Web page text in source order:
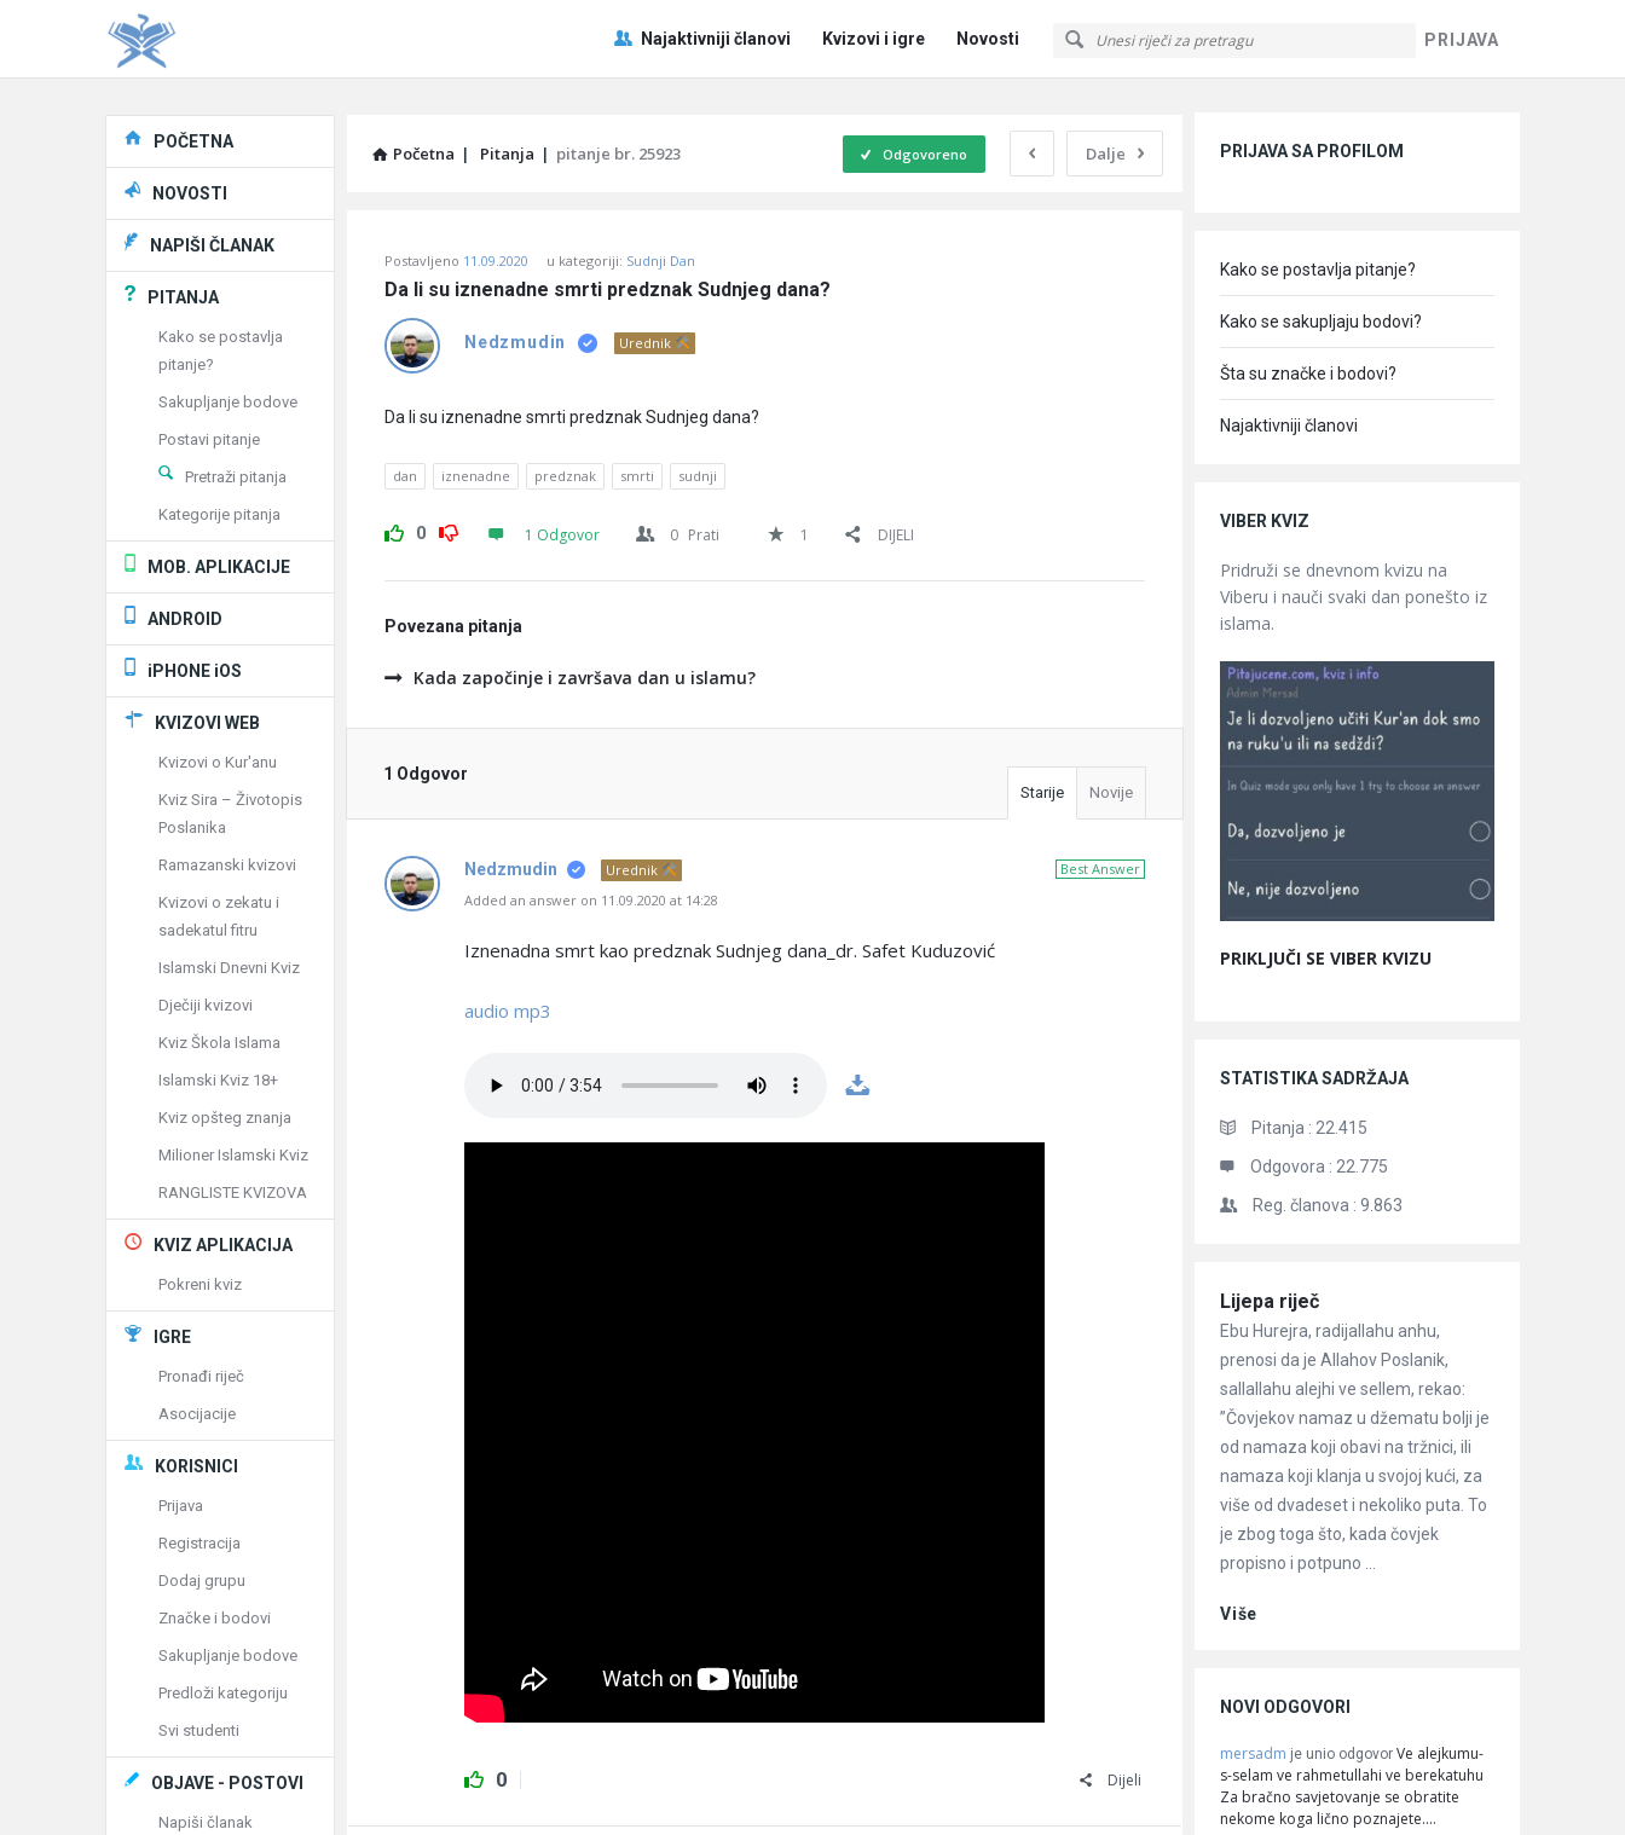
PRIJAVA
Pitaj
Učene
Navigacija
Najaktivniji članovi Kvizovi i igre Novosti
Početna | Pitanja | pitanje br. 25923 Dalje
Odgovoreno
Učene
Latest
Pitanja
Postavljeno 11.09.2020 u kategoriji: Sudnji Dan
Da li su iznenadne smrti predznak Sudnjeg dana?
Nedzmudin Urednik
Da li su iznenadne smrti predznak Sudnjeg dana?
dan iznenadne predznak smrti sudnji
0 1 Odgovor 0 Prati 1 DIJELI
Povezana pitanja
Kada započinje i završava dan u islamu?
1 Odgovor
Starije Novije
Best Answer
Nedzmudin
Urednik
Added an answer on 11.09.2020 at 14:28
Iznenadna smrt kao predznak Sudnjeg dana_dr. Safet Kuduzović
audio mp3
0 Dijeli
PRIJAVA SA PROFILOM
Kako se postavlja pitanje?
Kako se sakupljaju bodovi?
Šta su značke i bodovi?
Najaktivniji članovi
VIBER KVIZ
Pridruži se dnevnom kvizu na
Viberu i nauči svaki dan ponešto iz
islama.
PRIKLJUČI SE VIBER KVIZU
STATISTIKA SADRŽAJA
Pitanja : 22.415
Odgovora : 22.775
Reg. članova : 9.863
Članci
Lijepa riječ
Ebu Hurejra, radijallahu anhu,
prenosi da je Allahov Poslanik,
sallallahu alejhi ve sellem, rekao:
”Čovjekov namaz u džematu bolji je
od namaza koji obavi na tržnici, ili
namaza koji klanja u svojoj kući, za
više od dvadeset i nekoliko puta. To
je zbog toga što, kada čovjek
propisno i potpuno ...
Više
NOVI ODGOVORI
mersadm je unio odgovor Ve alejkumu-
s-selam ve rahmetullahi ve berekatuhu
Za bračno savjetovanje se obratite
nekome koga lično poznajete.…
Explore
POČETNA
NOVOSTI
NAPIŠI ČLANAK
PITANJA
Kako se postavlja
pitanje?
Sakupljanje bodove
Postavi pitanje
Pretraži pitanja
Kategorije pitanja
MOB. APLIKACIJE
ANDROID
iPHONE iOS
KVIZOVI WEB
Kvizovi o Kur'anu
Kviz Sira – Životopis
Poslanika
Ramazanski kvizovi
Kvizovi o zekatu i
sadekatul fitru
Islamski Dnevni Kviz
Dječiji kvizovi
Kviz Škola Islama
Islamski Kviz 18+
Kviz opšteg znanja
Milioner Islamski Kviz
RANGLISTE KVIZOVA
KVIZ APLIKACIJA
Pokreni kviz
IGRE
Pronađi riječ
Asocijacije
KORISNICI
Prijava
Registracija
Dodaj grupu
Značke i bodovi
Sakupljanje bodove
Predloži kategoriju
Svi studenti
OBJAVE - POSTOVI
Napiši članak